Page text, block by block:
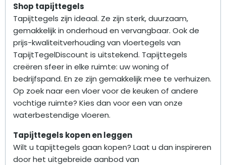
Shop tapijttegels
Tapijttegels zijn ideaal. Ze zijn sterk, duurzaam,
gemakkelijk in onderhoud en vervangbaar. Ook de
prijs-kwaliteitverhouding van vloertegels van
TapijtTegelDiscount is uitstekend. Tapijttegels
creëren sfeer in elke ruimte: uw woning of
bedrijfspand. En ze zijn gemakkelijk mee te verhuizen.
Op zoek naar een vloer voor de keuken of andere
vochtige ruimte? Kies dan voor een van onze
waterbestendige vloeren.
Tapijttegels kopen en leggen
Wilt u tapijttegels gaan kopen? Laat u dan inspireren
door het uitgebreide aanbod van